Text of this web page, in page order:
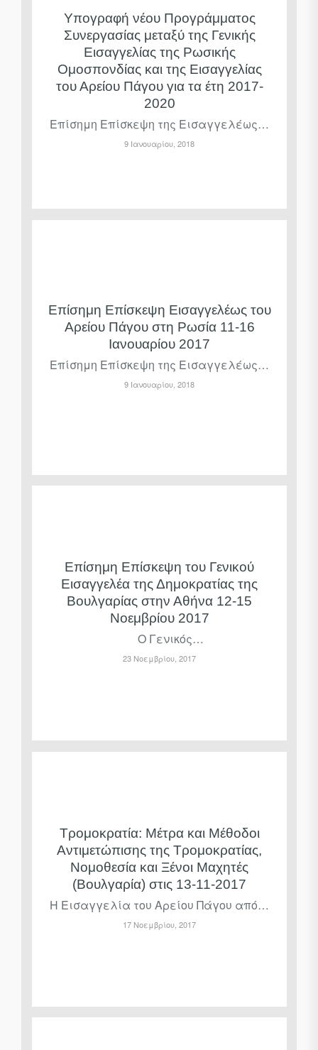
Υπογραφή νέου Προγράμματος
Συνεργασίας μεταξύ της Γενικής
Εισαγγελίας της Ρωσικής
Ομοσπονδίας και της Εισαγγελίας
του Αρείου Πάγου για τα έτη 2017-
2020
Επίσημη Επίσκεψη της Εισαγγελέως…
9 Ιανουαρίου, 2018
Επίσημη Επίσκεψη Εισαγγελέως του
Αρείου Πάγου στη Ρωσία 11-16
Ιανουαρίου 2017
Επίσημη Επίσκεψη της Εισαγγελέως…
9 Ιανουαρίου, 2018
Επίσημη Επίσκεψη του Γενικού
Εισαγγελέα της Δημοκρατίας της
Βουλγαρίας στην Αθήνα 12-15
Νοεμβρίου 2017
Ο Γενικός…
23 Νοεμβρίου, 2017
Τρομοκρατία: Μέτρα και Μέθοδοι
Αντιμετώπισης της Τρομοκρατίας,
Νομοθεσία και Ξένοι Μαχητές
(Βουλγαρία) στις 13-11-2017
Η Εισαγγελία του Αρείου Πάγου από…
17 Νοεμβρίου, 2017